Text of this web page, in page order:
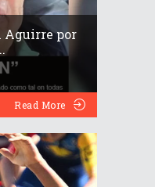
Aguirre por
Read More